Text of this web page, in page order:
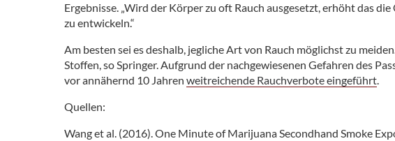
Ergebnisse. „Wird der Körper zu oft Rauch ausgesetzt, erhöht das
zu entwickeln.“
Am besten sei es deshalb, jegliche Art von Rauch möglichst zu
Stoffen, so Springer. Aufgrund der nachgewiesenen Gefahren des
vor annähernd 10 Jahren weitreichende Rauchverbote eingeführt.
Quellen:
Wang et al. (2016). One Minute of Marijuana Secondhand Smoke